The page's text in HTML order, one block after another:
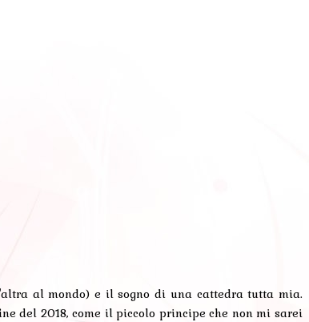
al mondo) e il sogno di una cattedra tutta mia.
del 2018, come il piccolo principe che non mi sarei